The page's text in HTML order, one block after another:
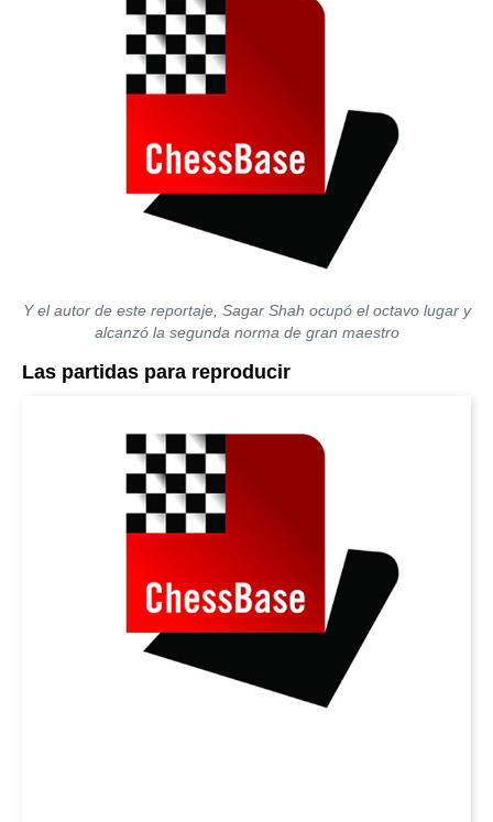
Y el autor de este reportaje, Sagar Shah ocupó el octavo lugar y
alcanzó la segunda norma de gran maestro
Las partidas para reproducir